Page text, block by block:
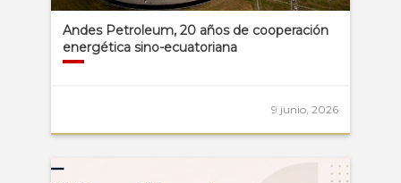
Andes Petroleum, 20 años de cooperación
energética sino-ecuatoriana
9 junio, 2026